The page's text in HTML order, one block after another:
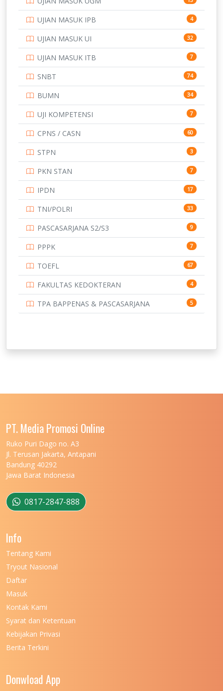
UJIAN MASUK IPB 4
UJIAN MASUK UI 32
UJIAN MASUK ITB 7
SNBT 74
BUMN 34
UJI KOMPETENSI 7
CPNS / CASN 60
STPN 3
PKN STAN 7
IPDN 17
TNI/POLRI 33
PASCASARJANA S2/S3 9
PPPK 7
TOEFL 67
FAKULTAS KEDOKTERAN 4
TPA BAPPENAS & PASCASARJANA 5
PT. Media Promosi Online
Ruko Puri Dago no. A3
Jl. Terusan Jakarta, Antapani
Bandung 40292
Jawa Barat Indonesia
0817-2847-888
Info
Tentang Kami
Tryout Nasional
Daftar
Masuk
Kontak Kami
Syarat dan Ketentuan
Kebijakan Privasi
Berita Terkini
Donwload App